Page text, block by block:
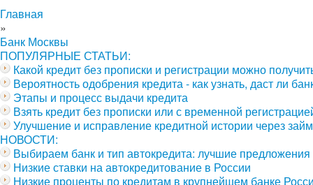
Главная
»
Банк Москвы
ПОПУЛЯРНЫЕ СТАТЬИ:
Какой кредит без прописки и регистрации можно
Вероятность одобрения кредита - как узнать, даст ли
Этапы и процесс выдачи кредита
Взять кредит без прописки или с временной
Улучшение и исправление кредитной истории через займ
НОВОСТИ:
Выбираем банк и тип автокредита: лучшие предложения
Низкие ставки на автокредитование в России
Низкие проценты по кредитам в крупнейшем банке